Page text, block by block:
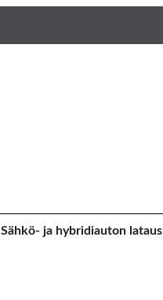
Sähkö- ja hybridiauton lataus